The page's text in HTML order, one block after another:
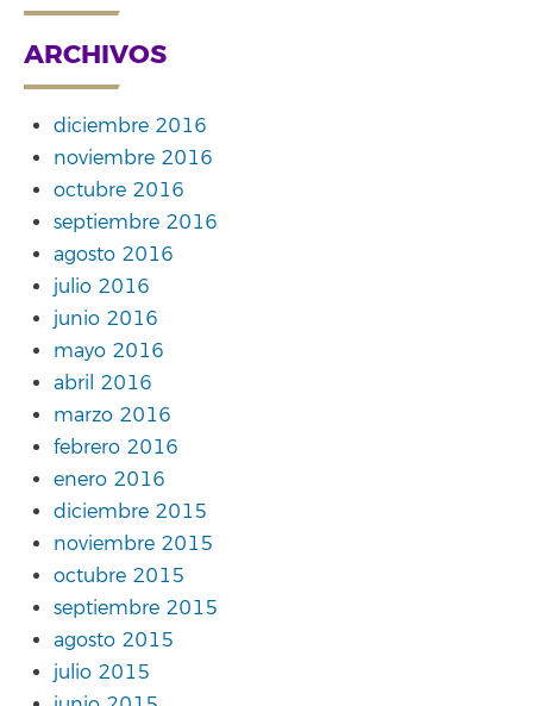
ARCHIVOS
diciembre 2016
noviembre 2016
octubre 2016
septiembre 2016
agosto 2016
julio 2016
junio 2016
mayo 2016
abril 2016
marzo 2016
febrero 2016
enero 2016
diciembre 2015
noviembre 2015
octubre 2015
septiembre 2015
agosto 2015
julio 2015